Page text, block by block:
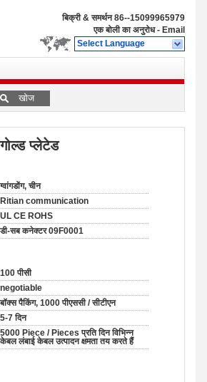
बिक्री & समर्थन86--15099965979
एक बोली का अनुरोध- Email
Select Language
खोज
प्लेटेड
ग्वांगडोंग, चीन
Ritian communication
UL CE ROHS
डी-सब कनेक्टर 09F0001
100 पीसी
negotiable
बॉक्स पैकिंग, 1000 पीएससी / सीटीएन
5-7 दिन
5000 Piece / Pieces प्रति दिन विभिन्न
केबल लंबाई केबल उत्पादन क्षमता तय करते हैं